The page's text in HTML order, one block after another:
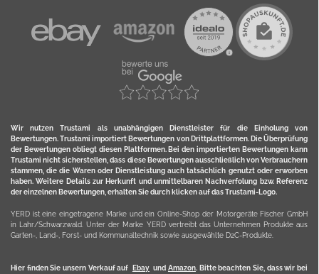
Wir nutzen Trustami als unabhängigen Dienstleister für die Einholung von
Bewertungen. Trustami importiert Bewertungen von Drittplattformen. Die Überprüfung
der Bewertungen obliegt diesen Plattformen. Bei den importierten Bewertungen kann
Trustami nicht sicherstellen, dass diese Bewertungen ausschließlich von Verbrauchern
stammen, die die Waren oder Dienstleistung auch tatsächlich genutzt oder erworben
haben. Weitere Details zur Herkunft und unmittelbaren Nachverfolung bzw. Referenz
der einzelnen Bewertungen, erhalten Sie durch klicken auf das Trustami-Logo.
YERD ist eine eingetragene Marke und ein Online-Shop der Motorgeräte Fischer GmbH
in Lahr/Schwarzwald. Unter der Marke YERD vertreibt das Unternehmen Produkte aus
Garten-, Land-, Forst- und Kommunaltechnik sowie ausgewählte D2C-Produkte.
Hier finden Sie unsern Verkauf auf Ebayund Amazon. Bitte beachten Sie, dass wir bei